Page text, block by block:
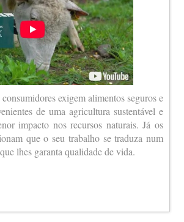
exigem alimentos seguros e
de uma agricultura sustentável e
impacto nos recursos naturais. Já os
que o seu trabalho se traduza num
lhes garanta qualidade de vida.